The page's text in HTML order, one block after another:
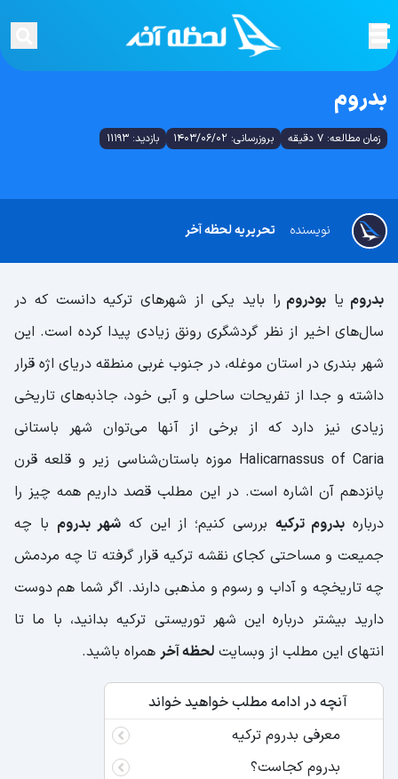
بدروم
زمان مطالعه: 7 دقیقه بروزرسانی: 1403/06/02 بازدید: 11193
تحریریه لحظه آخر نویسنده
بدروم یا بودروم را باید یکی از شهرهای ترکیه دانست که در
سال‌های اخیر از نظر گردشگری رونق زیادی پیدا کرده است. این
شهر بندری در استان موغله، در جنوب غربی منطقه دریای اژه قرار
داشته و جدا از تفریحات ساحلی و آبی خود، جاذبه‌های تاریخی
زیادی نیز دارد که از برخی از آنها می‌توان شهر باستانی
Halicarnassus of Caria موزه باستان‌شناسی زیر و قلعه قرن
پانزدهم آن اشاره است. در این مطلب قصد داریم همه چیز را
درباره بدروم ترکیهبررسی کنیم؛ از این کهشهر بدروم با چه
جمیعت و مساحتی کجای نقشه ترکیه قرار گرفته تا چه مردمش
چه تاریخچه و آداب و رسوم و مذهبی دارند. اگر شما هم دوست
دارید بیشتر درباره این شهر توریستی ترکیه بدانید، با ما تا
انتهای این مطلب از وبسایت لحظه آخر همراه باشید.
آنچه در ادامه مطلب خواهید خواند
معرفی بدروم ترکیه
بدروم کجاست؟